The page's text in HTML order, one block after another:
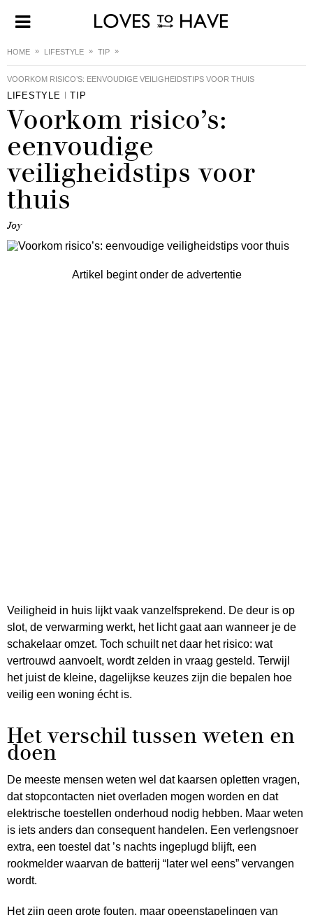
HOME LIFESTYLE TIP
VOORKOM RISICO’S: EENVOUDIGE VEILIGHEIDSTIPS VOOR THUIS
LIFESTYLE TIP
Voorkom risico’s:
eenvoudige
veiligheidstips voor
thuis
Joy
Artikel begint onder de advertentie
Veiligheid in huis lijkt vaak vanzelfsprekend. De deur is op
slot, de verwarming werkt, het licht gaat aan wanneer je de
schakelaar omzet. Toch schuilt net daar het risico: wat
vertrouwd aanvoelt, wordt zelden in vraag gesteld. Terwijl
het juist de kleine, dagelijkse keuzes zijn die bepalen hoe
veilig een woning écht is.
Het verschil tussen weten en
doen
De meeste mensen weten wel dat kaarsen opletten vragen,
dat stopcontacten niet overladen mogen worden en dat
elektrische toestellen onderhoud nodig hebben. Maar weten
is iets anders dan consequent handelen. Een verlengsnoer
extra, een toestel dat ’s nachts ingeplugd blijft, een
rookmelder waarvan de batterij “later wel eens” vervangen
wordt.
Het zijn geen grote fouten, maar opeenstapelingen van